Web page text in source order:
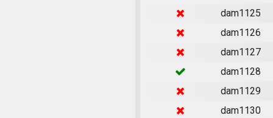
dam1125
dam1126
dam1127
dam1128
dam1129
dam1130